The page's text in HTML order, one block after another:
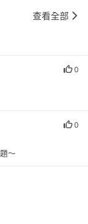
查看全部
0
0
～